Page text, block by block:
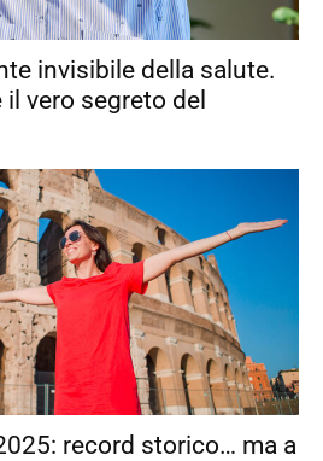
invisibile della salute.
vero segreto del
record storico… ma a